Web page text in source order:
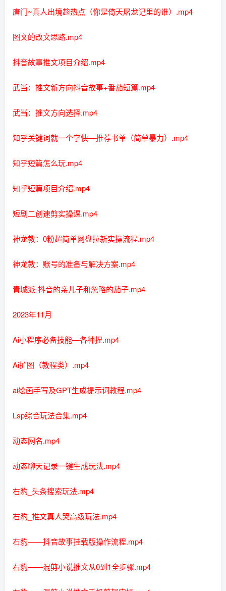
唐门~真人出境趁热点（你是倚天屠龙记里的谁）.mp4
图文的改文思路.mp4
抖音故事推文项目介绍.mp4
武当：推文新方向抖音故事+番茄短篇.mp4
武当：推文方向选择.mp4
知乎关键词就一个字快—推荐书单（简单暴力）.mp4
知乎短篇怎么玩.mp4
知乎短篇项目介绍.mp4
短剧二创速剪实操课.mp4
神龙教：0粉超简单网盘拉新实操流程.mp4
神龙教：账号的准备与解决方案.mp4
青城派-抖音的亲儿子和忽略的茄子.mp4
2023年11月
Ai小程序必备技能—各种捏.mp4
Ai扩图（教程类）.mp4
ai绘画手写及GPT生成提示词教程.mp4
Lsp综合玩法合集.mp4
动态网名.mp4
动态聊天记录一键生成玩法.mp4
右豹_头条搜索玩法.mp4
右豹_推文真人哭高级玩法.mp4
右豹——抖音故事挂载版操作流程.mp4
右豹——混剪小说推文从0到1全步骤.mp4